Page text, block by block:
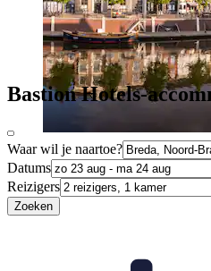
Bastion Hotels-
Waar wil je naartoe?
Datums
Reizigers
Zoeken